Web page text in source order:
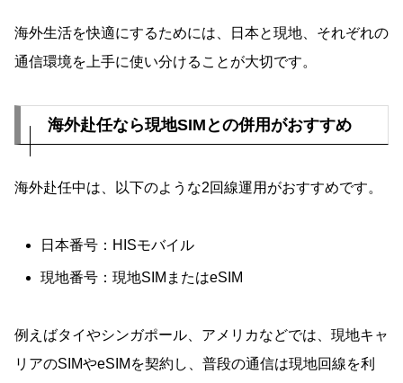
海外生活を快適にするためには、日本と現地、それぞれの
通信環境を上手に使い分けることが大切です。
海外赴任なら現地SIMとの併用がおすすめ
海外赴任中は、以下のような2回線運用がおすすめです。
日本番号：HISモバイル
現地番号：現地SIMまたはeSIM
例えばタイやシンガポール、アメリカなどでは、現地キャ
リアのSIMやeSIMを契約し、普段の通信は現地回線を利